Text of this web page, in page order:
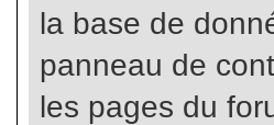
la base de
panneau de
les pages du